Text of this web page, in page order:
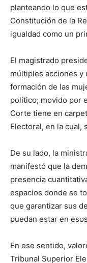
planteando lo que
Constitución de la
igualdad como un
El magistrado
múltiples acciones y
formación de las
político; movido por
Corte tiene en
Electoral, en la cual,
De su lado, la
manifestó que la
presencia
espacios donde se
que garantizar sus
puedan estar en
En ese sentido,
Tribunal Superior